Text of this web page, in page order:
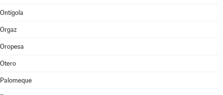
Ontígola
Orgaz
Oropesa
Otero
Palomeque